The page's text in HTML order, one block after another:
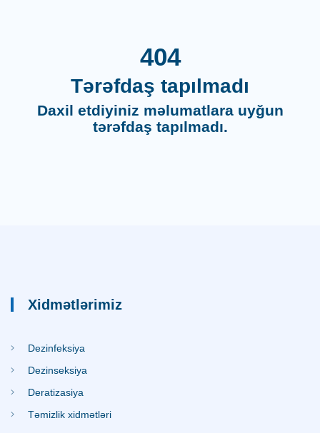
404
Tərəfdaş tapılmadı
Daxil etdiyiniz məlumatlara uyğun
tərəfdaş tapılmadı.
Xidmətlərimiz
Dezinfeksiya
Dezinseksiya
Deratizasiya
Təmizlik xidmətləri